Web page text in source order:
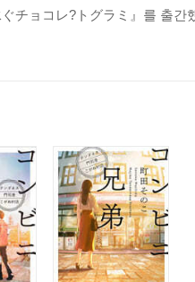
チョコレ?トグラミ』를 출간